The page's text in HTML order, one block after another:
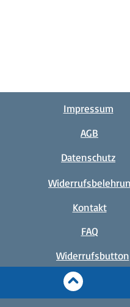
Impressum
AGB
Datenschutz
Kontakt
FAQ
Widerrufsbutton